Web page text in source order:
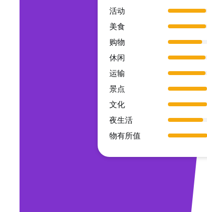
活动
美食
购物
休闲
运输
景点
文化
夜生活
物有所值